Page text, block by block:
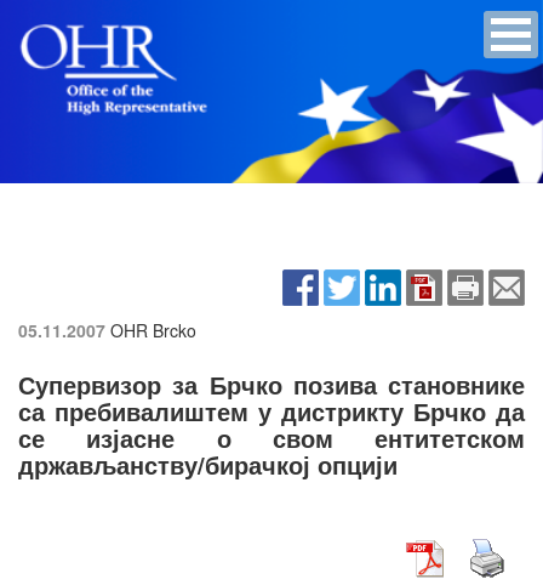
05.11.2007 OHR Brcko
Супервизор за Брчко позива становнике
са пребивалиштем у дистрикту Брчко да
се изјасне о свом ентитетском
држављанству/бирачкој опцији